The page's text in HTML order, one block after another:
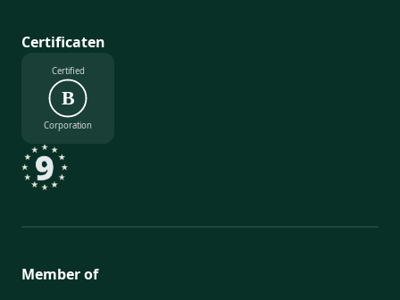
Certificaten
Certified
B
Corporation
Member of